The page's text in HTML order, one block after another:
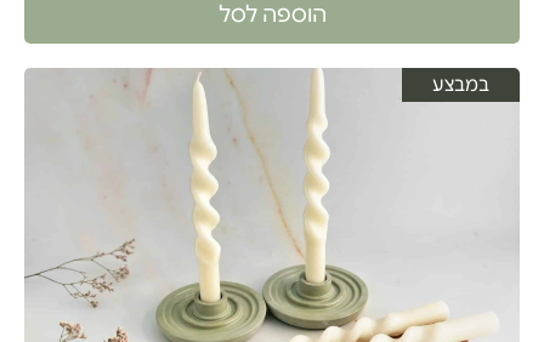
הוספה לסל
במבצע